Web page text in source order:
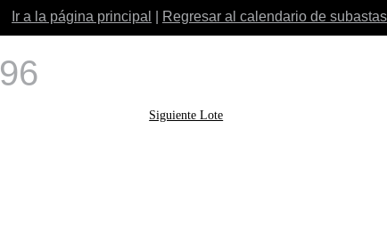
Ir a la página principal Regresar al calendario de subastas
Siguiente Lote